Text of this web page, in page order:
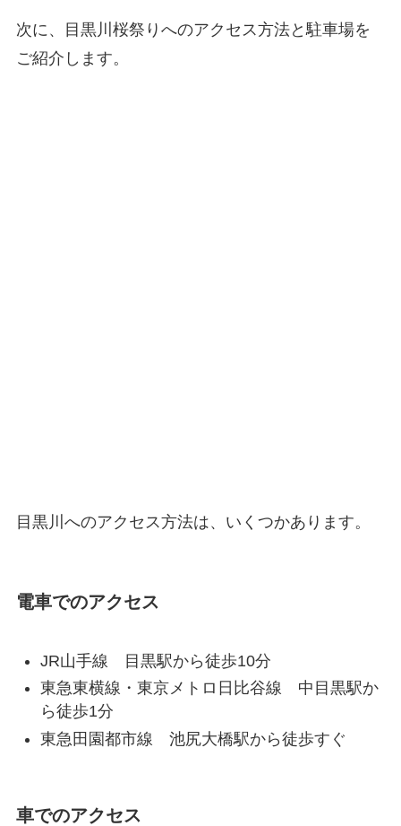
次に、目黒川桜祭りへのアクセス方法と駐車場を
ご紹介します。
目黒川へのアクセス方法は、いくつかあります。
電車でのアクセス
JR山手線 目黒駅から徒歩10分
東急東横線・東京メトロ日比谷線 中目黒駅か
ら徒歩1分
東急田園都市線 池尻大橋駅から徒歩すぐ
車でのアクセス